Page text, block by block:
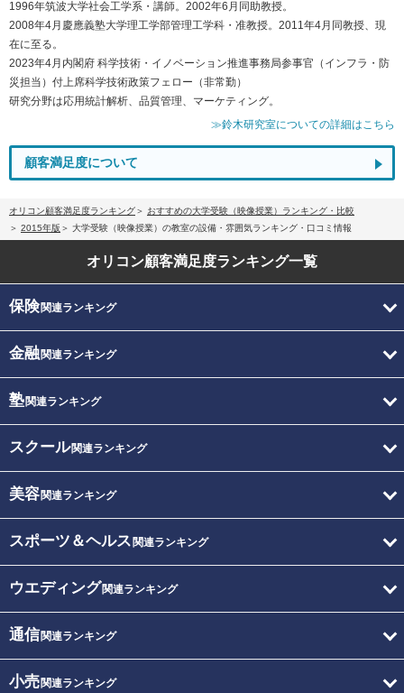
1996年筑波大学社会工学系・講師。2002年6月同助教授。
2008年4月慶應義塾大学理工学部管理工学科・准教授。2011年4月同教授、現
在に至る。
2023年4月内閣府 科学技術・イノベーション推進事務局参事官（インフラ・防
災担当）付上席科学技術政策フェロー（非常勤）
研究分野は応用統計解析、品質管理、マーケティング。
≫鈴木研究室についての詳細はこちら
顧客満足度について
オリコン顧客満足度ランキング
おすすめの大学受験（映像授業）ランキング・比較
2015年版
大学受験（映像授業）の教室の設備・雰囲気ランキング・口コミ情報
オリコン顧客満足度ランキング一覧
保険関連ランキング
金融関連ランキング
塾関連ランキング
スクール関連ランキング
美容関連ランキング
スポーツ＆ヘルス 関連ランキング
ウエディング関連ランキング
通信関連ランキング
小売関連ランキング